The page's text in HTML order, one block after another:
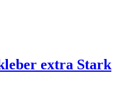
extra Stark